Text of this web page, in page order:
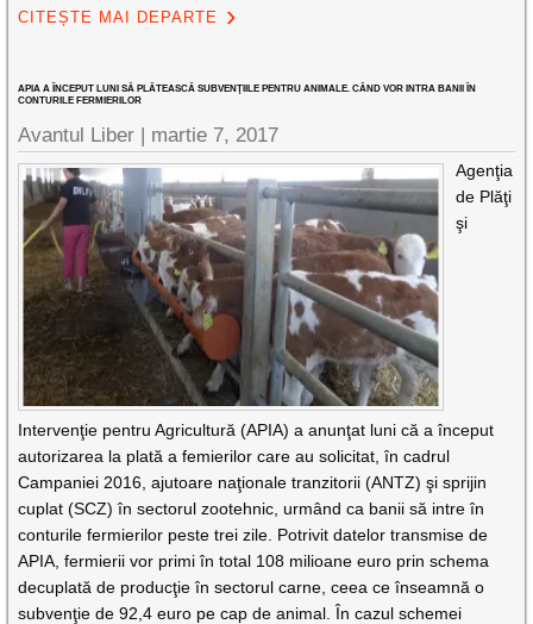
CITEȘTE MAI DEPARTE
APIA A ÎNCEPUT LUNI SĂ PLĂTEASCĂ SUBVENŢIILE PENTRU ANIMALE. CÂND VOR INTRA BANII ÎN
CONTURILE FERMIERILOR
Avantul Liber | martie 7, 2017
Agenţia
de Plăţi
şi
Intervenţie pentru Agricultură (APIA) a anunţat luni că a început
autorizarea la plată a femierilor care au solicitat, în cadrul
Campaniei 2016, ajutoare naţionale tranzitorii (ANTZ) şi sprijin
cuplat (SCZ) în sectorul zootehnic, urmând ca banii să intre în
conturile fermierilor peste trei zile. Potrivit datelor transmise de
APIA, fermierii vor primi în total 108 milioane euro prin schema
decuplată de producţie în sectorul carne, ceea ce înseamnă o
subvenţie de 92,4 euro pe cap de animal. În cazul schemei